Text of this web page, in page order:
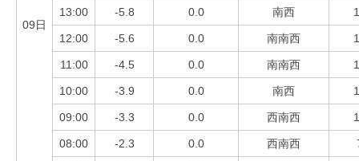
09日
13:00 -5.8 0.0 南西
12:00 -5.6 0.0 南南西
11:00 -4.5 0.0 南南西
10:00 -3.9 0.0 南西
09:00 -3.3 0.0 西南西
08:00 -2.3 0.0 西南西